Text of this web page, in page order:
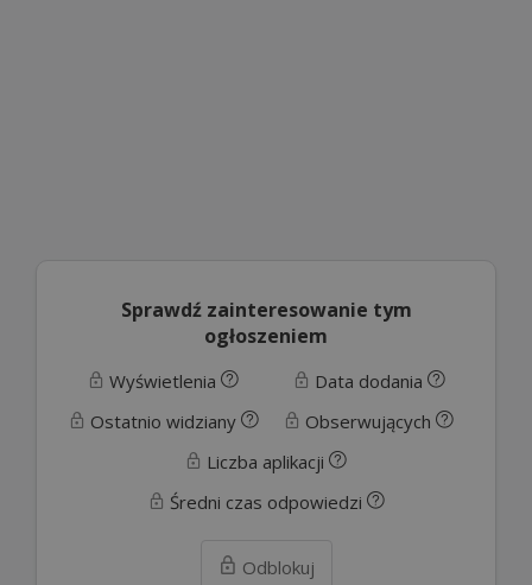
Sprawdź zainteresowanie tym
ogłoszeniem
Wyświetlenia
Data dodania
Ostatnio widziany
Obserwujących
Liczba aplikacji
Średni czas odpowiedzi
Odblokuj